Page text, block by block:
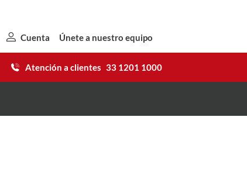
Cuenta Únete a nuestro equipo
Atención a clientes 33 1201 1000